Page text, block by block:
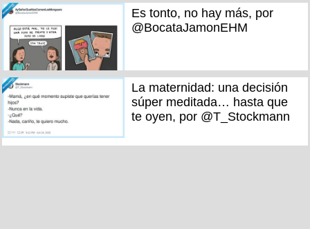
Es tonto, no hay más, por
@BocataJamonEHM
La maternidad: una decisión
súper meditada… hasta que
te oyen, por @T_Stockmann